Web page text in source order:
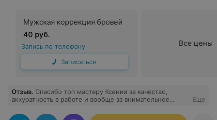
Мужская коррекция бровей
40 руб.
Запись по телефону
Записаться
Все цены
Отзыв. Спасибо топ мастеру Ксении за качество,
аккуратность в работе и вообще за внимательное
приподнятом настроении)). Спасибо
Еще